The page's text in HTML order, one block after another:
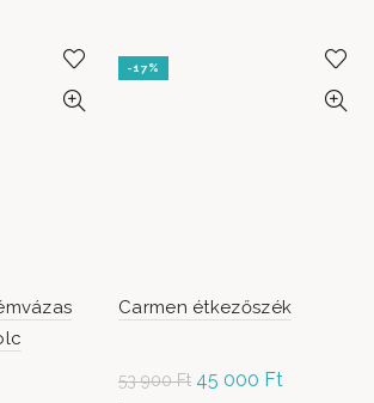
-17%
Carmen étkezőszék
53 900Ft Original
45 000 Ft